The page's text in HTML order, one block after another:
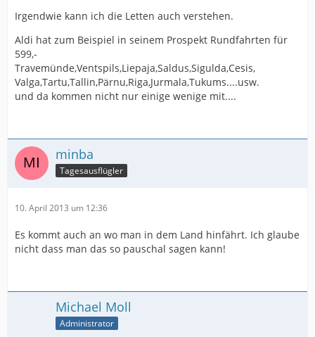
Irgendwie kann ich die Letten auch verstehen.
Aldi hat zum Beispiel in seinem Prospekt Rundfahrten für
599,-
Travemünde,Ventspils,Liepaja,Saldus,Sigulda,Cesis,
Valga,Tartu,Tallin,Pärnu,Riga,Jurmala,Tukums....usw.
und da kommen nicht nur einige wenige mit....
minba
Tagesausflügler
10. April 2013 um 12:36
Es kommt auch an wo man in dem Land hinfährt. Ich glaube
nicht dass man das so pauschal sagen kann!
Michael Moll
Administrator